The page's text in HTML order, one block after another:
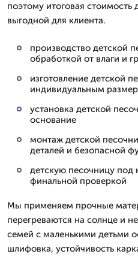
поэтому итоговая стоимость
выгодной для клиента.
производство детской
обработкой от влаги и
изготовление детской
индивидуальным
установка детской
основание
монтаж детской
деталей и безопасной
детскую песочницу под
финальной проверкой
Мы применяем прочные
перегреваются на солнце и
семей с маленькими детьми
шлифовка, устойчивость